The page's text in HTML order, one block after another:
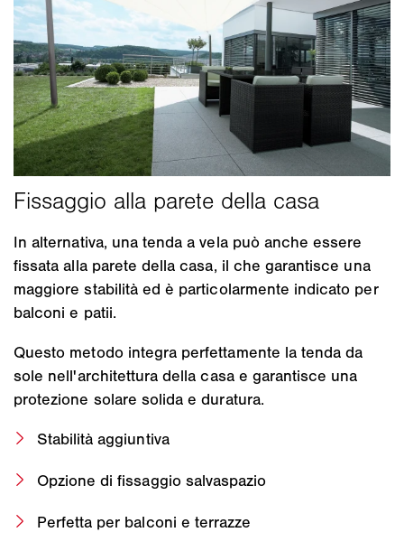
In alternativa, una tenda a vela può anche essere
fissata alla parete della casa, il che garantisce una
maggiore stabilità ed è particolarmente indicato per
balconi e patii.
Questo metodo integra perfettamente la tenda da
sole nell'architettura della casa e garantisce una
protezione solare solida e duratura.
Stabilità aggiuntiva
Opzione di fissaggio salvaspazio
Perfetta per balconi e terrazze